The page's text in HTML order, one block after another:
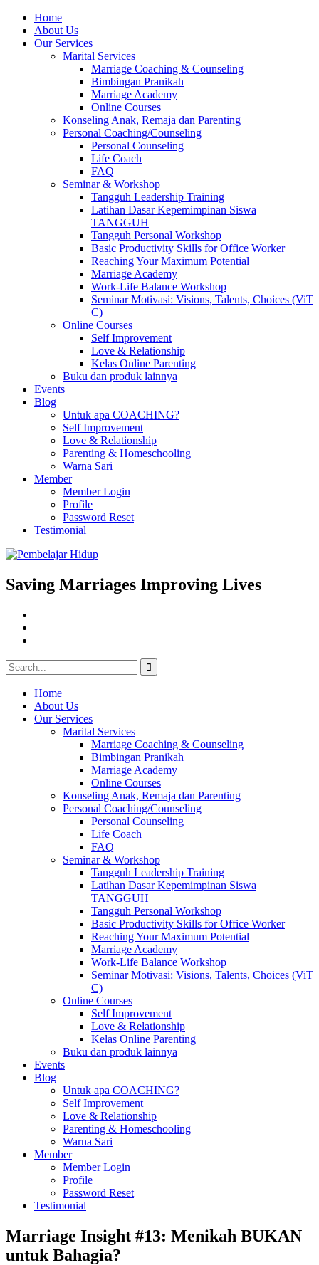
Skip
content
Home
About Us
Our Services
Marital Services
Marriage Coaching & Counseling
Bimbingan Pranikah
Marriage Academy
Online Courses
Konseling Anak, Remaja dan Parenting
Personal Coaching/Counseling
Personal Counseling
Life Coach
FAQ
Seminar & Workshop
Tangguh Leadership Training
Latihan Dasar Kepemimpinan Siswa
TANGGUH
Tangguh Personal Workshop
Basic Productivity Skills for Office Worker
Reaching Your Maximum Potential
Marriage Academy
Work-Life Balance Workshop
Seminar Motivasi: Visions, Talents, Choices (ViT
C)
Online Courses
Self Improvement
Love & Relationship
Kelas Online Parenting
Buku dan produk lainnya
Events
Blog
Untuk apa COACHING?
Self Improvement
Love & Relationship
Parenting & Homeschooling
Warna Sari
Member
Member Login
Profile
Password Reset
Testimonial
Saving Marriages Improving Lives
Search
for:
Home
About Us
Our Services
Marital Services
Marriage Coaching & Counseling
Bimbingan Pranikah
Marriage Academy
Online Courses
Konseling Anak, Remaja dan Parenting
Personal Coaching/Counseling
Personal Counseling
Life Coach
FAQ
Seminar & Workshop
Tangguh Leadership Training
Latihan Dasar Kepemimpinan Siswa
TANGGUH
Tangguh Personal Workshop
Basic Productivity Skills for Office Worker
Reaching Your Maximum Potential
Marriage Academy
Work-Life Balance Workshop
Seminar Motivasi: Visions, Talents, Choices (ViT
C)
Online Courses
Self Improvement
Love & Relationship
Kelas Online Parenting
Buku dan produk lainnya
Events
Blog
Untuk apa COACHING?
Self Improvement
Love & Relationship
Parenting & Homeschooling
Warna Sari
Member
Member Login
Profile
Password Reset
Testimonial
Marriage Insight #13: Menikah BUKAN
untuk Bahagia?